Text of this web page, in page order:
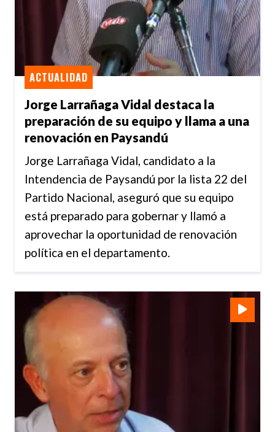
Jorge Larrañaga Vidal destaca la
preparación de su equipo y llama a una
renovación en Paysandú
ACTUALIDAD
Jorge Larrañaga Vidal, candidato a la
Intendencia de Paysandú por la lista 22 del
Partido Nacional, aseguró que su equipo
está preparado para gobernar y llamó a
aprovechar la oportunidad de renovación
política en el departamento.